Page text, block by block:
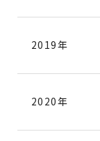
2019年
2020年